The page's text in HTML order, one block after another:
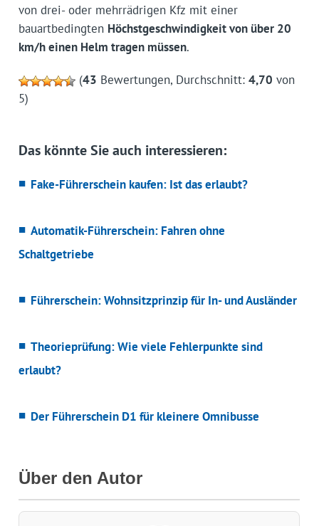
von drei- oder mehrrädrigen Kfz mit einer
bauartbedingten Höchstgeschwindigkeit von über 20
km/h einen Helm tragen müssen.
(43 Bewertungen, Durchschnitt: 4,70 von
5)
Das könnte Sie auch interessieren:
Fake-Führerschein kaufen: Ist das erlaubt?
Automatik-Führerschein: Fahren ohne
Schaltgetriebe
Führerschein: Wohnsitzprinzip für In- und Ausländer
Theorieprüfung: Wie viele Fehlerpunkte sind
erlaubt?
Der Führerschein D1 für kleinere Omnibusse
Über den Autor